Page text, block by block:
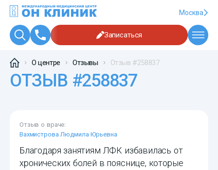
Москва
Записаться
О центре Отзывы Отзыв #258837
ОТЗЫВ #258837
Отзыв о враче:
Вахмистрова Людмила Юрьевна
Благодаря занятиям ЛФК избавилась от
хронических болей в пояснице, которые